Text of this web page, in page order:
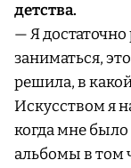
детства.
— Я достаточно
заниматься,
решила, в
Искусством я
когда мне
альбомы в том